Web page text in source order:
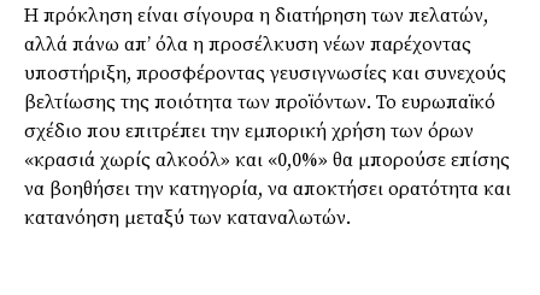
Η πρόκληση είναι σίγουρα η διατήρηση των πελατών,
αλλά πάνω απ’ όλα η προσέλκυση νέων παρέχοντας
υποστήριξη, προσφέροντας γευσιγνωσίες και συνεχούς
βελτίωσης της ποιότητα των προϊόντων. Το ευρωπαϊκό
σχέδιο που επιτρέπει την εμπορική χρήση των όρων
«κρασιά χωρίς αλκοόλ» και «0,0%» θα μπορούσε επίσης
να βοηθήσει την κατηγορία, να αποκτήσει ορατότητα και
κατανόηση μεταξύ των καταναλωτών.